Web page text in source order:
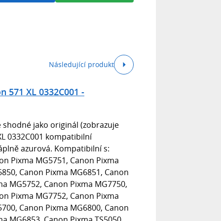
Následující produkt
571 XL 0332C001 -
jako originál (zobrazuje
0332C001 kompatibilní
azurová. Kompatibilní s:
Pixma MG5751, Canon Pixma
Canon Pixma MG6851, Canon
MG5752, Canon Pixma MG7750,
Pixma MG7752, Canon Pixma
Canon Pixma MG6800, Canon